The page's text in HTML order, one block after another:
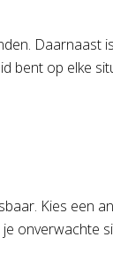
Daarnaast
bent op elke
Kies een
onverwachte